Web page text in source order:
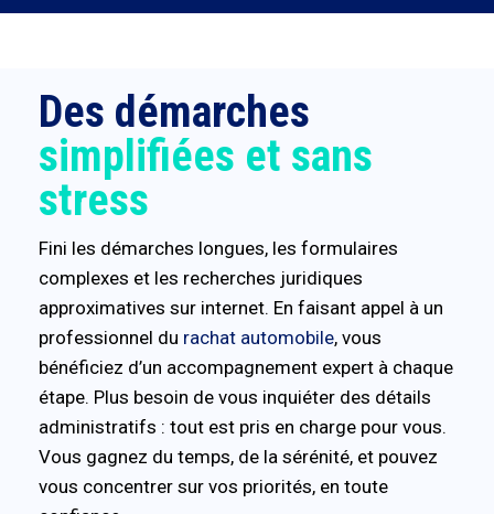
Des démarches
simplifiées et sans
stress
Fini les démarches longues, les formulaires
complexes et les recherches juridiques
approximatives sur internet. En faisant appel à un
professionnel du rachat automobile, vous
bénéficiez d’un accompagnement expert à chaque
étape. Plus besoin de vous inquiéter des détails
administratifs : tout est pris en charge pour vous.
Vous gagnez du temps, de la sérénité, et pouvez
vous concentrer sur vos priorités, en toute